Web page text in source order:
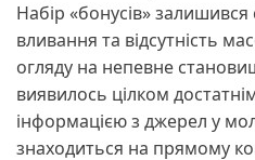
Набір «бонусів»
вливання та відсутність
огляду на непевне
виявилось цілком
інформацією з джерел у
знаходиться на прямому